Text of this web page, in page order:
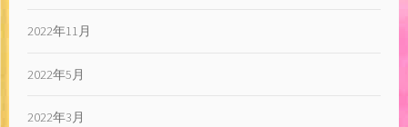
2022年11月
2022年5月
2022年3月